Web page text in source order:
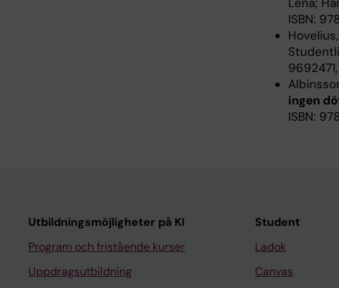
ISBN:
9692471,
ingen
ISBN:
Utbildningsmöjligheter på KI
Program och fristående kurser
Uppdragsutbildning
Student
Ladok
Canvas